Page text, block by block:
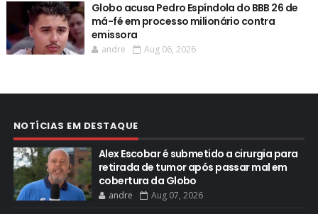
Globo acusa Pedro Espíndola do BBB 26 de
má-fé em processo milionário contra
emissora
andre Aug 06, 2026
NOTÍCIAS EM DESTAQUE
Alex Escobar é submetido a cirurgia para
retirada de tumor após passar mal em
cobertura da Globo
andre Aug 07, 2026